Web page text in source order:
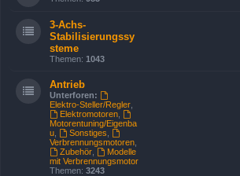
3-Achs-
Stabilisierungssy
steme
Themen: 1043
Antrieb
Unterforen:
Elektro-Steller/Regler
Elektromotoren,
Motorentuning/Eigenba
u
Sonstiges
Verbrennungsmotoren
Zubehör,
Modelle
mit Verbrennungsmotor
Themen: 3243